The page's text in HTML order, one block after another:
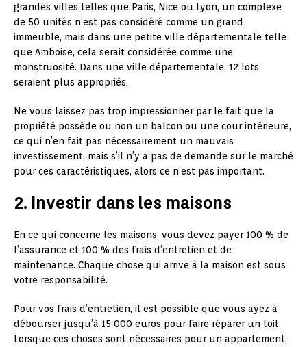
grandes villes telles que Paris, Nice ou Lyon, un complexe
de 50 unités n’est pas considéré comme un grand
immeuble, mais dans une petite ville départementale telle
que Amboise, cela serait considérée comme une
monstruosité. Dans une ville départementale, 12 lots
seraient plus appropriés.
Ne vous laissez pas trop impressionner par le fait que la
propriété possède ou non un balcon ou une cour intérieure,
ce qui n’en fait pas nécessairement un mauvais
investissement, mais s’il n’y a pas de demande sur le marché
pour ces caractéristiques, alors ce n’est pas important.
2. Investir dans les maisons
En ce qui concerne les maisons, vous devez payer 100 % de
l’assurance et 100 % des frais d’entretien et de
maintenance. Chaque chose qui arrive à la maison est sous
votre responsabilité.
Pour vos frais d’entretien, il est possible que vous ayez à
débourser jusqu’à 15 000 euros pour faire réparer un toit.
Lorsque ces choses sont nécessaires pour un appartement,